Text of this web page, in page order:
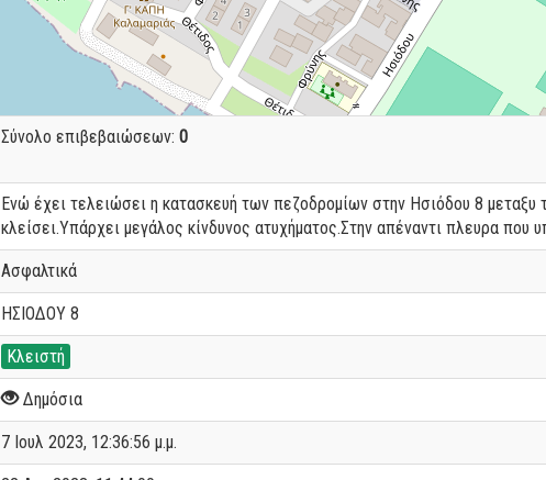
Σύνολο επιβεβαιώσεων: 0
Ενώ έχει τελειώσει η κατασκευή των πεζοδρομίων στην Ησιόδου 8
κλείσει.Υπάρχει μεγάλος κίνδυνος ατυχήματος.Στην απέναντι πλευρα που
Ασφαλτικά
ΗΣΙΟΔΟΥ 8
Κλειστή
Δημόσια
7 Ιουλ 2023, 12:36:56 μ.μ.